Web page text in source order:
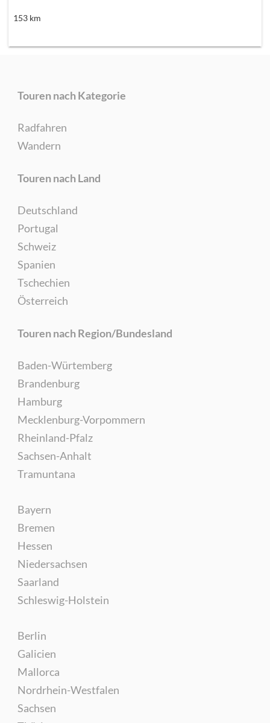
153km
Touren nach Kategorie
Radfahren
Wandern
Touren nach Land
Deutschland
Portugal
Schweiz
Spanien
Tschechien
Österreich
Touren nach Region/Bundesland
Baden-Würtemberg
Brandenburg
Hamburg
Mecklenburg-Vorpommern
Rheinland-Pfalz
Sachsen-Anhalt
Tramuntana
Bayern
Bremen
Hessen
Niedersachsen
Saarland
Schleswig-Holstein
Berlin
Galicien
Mallorca
Nordrhein-Westfalen
Sachsen